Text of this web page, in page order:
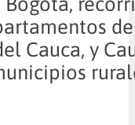
Cauca, y